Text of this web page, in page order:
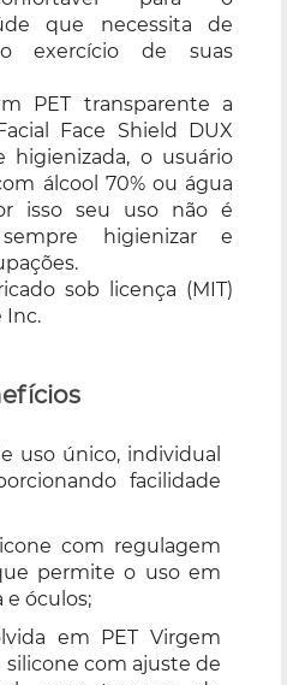
que necessita de
exercício de suas
PET transparente a
Face Shield DUX
higienizada, o usuário
álcool 70% ou água
isso seu uso não é
higienizar e
sob licença (MIT)
Inc.
uso único, individual
facilidade
com regulagem
permite o uso em
e óculos;
em PET Virgem
silicone com ajuste de